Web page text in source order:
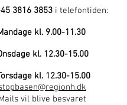
3816 3853 i telefontiden:
kl. 9.00-11.30
kl. 12.30-15.00
kl. 12.30-15.00
vil blive besvaret